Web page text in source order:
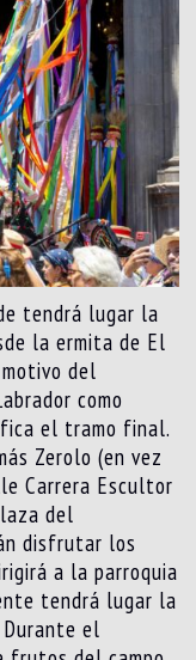
tendrá lugar la
la ermita de El
del
como
el tramo final.
Zerolo (en vez
Carrera Escultor
del
disfrutar los
a la parroquia
tendrá lugar la
el